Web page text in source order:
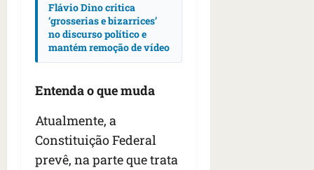
Flávio Dino critica
‘grosserias e bizarrices’
no discurso político e
mantém remoção de vídeo
Entenda o que muda
Atualmente, a
Constituição Federal
prevê, na parte que trata